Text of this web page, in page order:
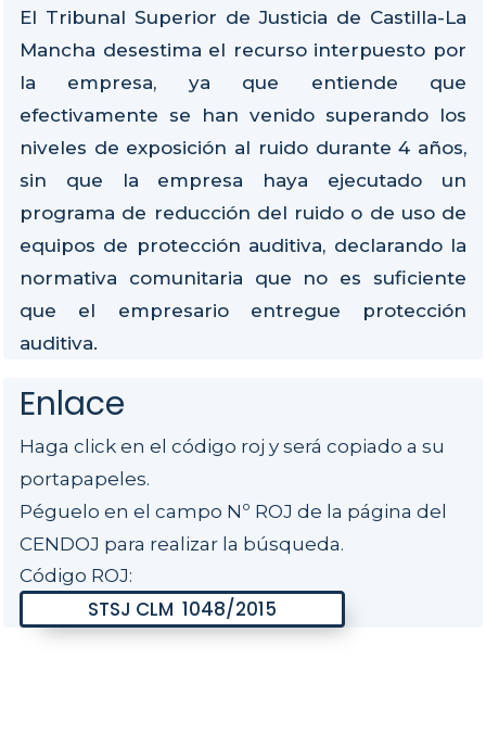
El Tribunal Superior de Justicia de Castilla-La
Mancha desestima el recurso interpuesto por
la empresa, ya que entiende que
efectivamente se han venido superando los
niveles de exposición al ruido durante 4 años,
sin que la empresa haya ejecutado un
programa de reducción del ruido o de uso de
equipos de protección auditiva, declarando la
normativa comunitaria que no es suficiente
que el empresario entregue protección
auditiva.
Enlace
Haga click en el código roj y será copiado a su
portapapeles.
Péguelo en el campo Nº ROJ de la página del
CENDOJ para realizar la búsqueda.
Código ROJ: